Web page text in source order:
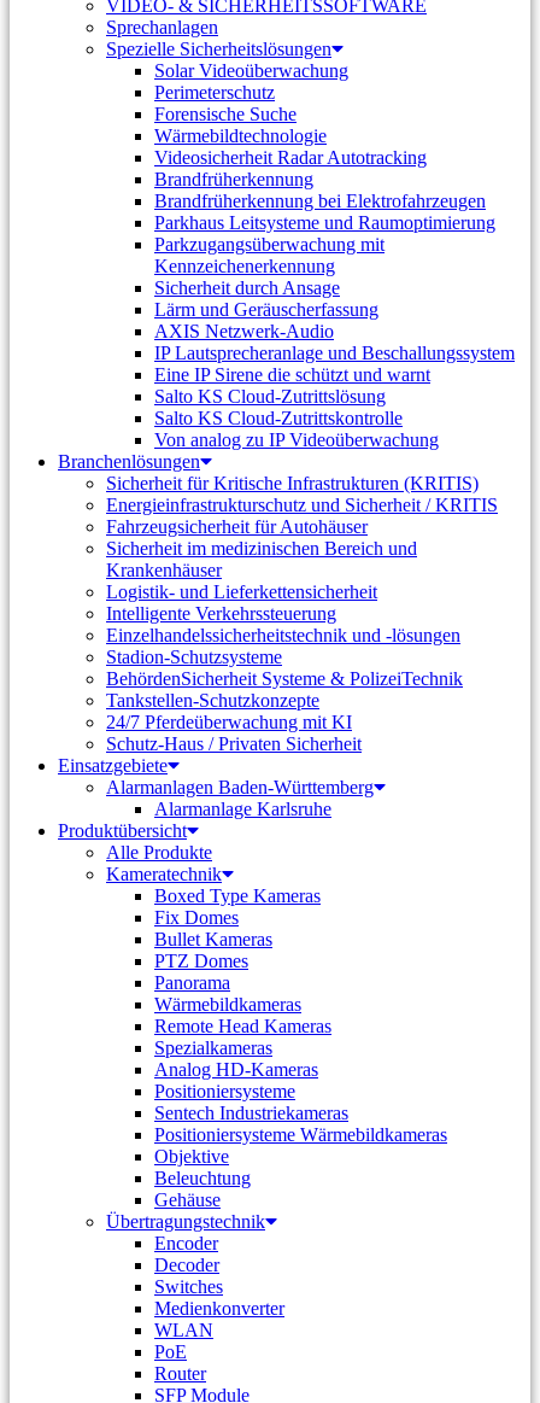
VIDEO- & SICHERHEITSSOFTWARE
Sprechanlagen
Spezielle Sicherheitslösungen
Solar Videoüberwachung
Perimeterschutz
Forensische Suche
Wärmebildtechnologie
Videosicherheit Radar Autotracking​
Brandfrüherkennung
Brandfrüherkennung bei Elektrofahrzeugen
Parkhaus Leitsysteme und Raumoptimierung
Parkzugangsüberwachung mit
Kennzeichenerkennung
Sicherheit durch Ansage
Lärm und Geräuscherfassung
AXIS Netzwerk-Audio
IP Lautsprecheranlage und Beschallungssystem
Eine IP Sirene die schützt und warnt
Salto KS Cloud-Zutrittslösung
Salto KS Cloud-Zutrittskontrolle
Von analog zu IP Videoüberwachung
Branchenlösungen
Sicherheit für Kritische Infrastrukturen (KRITIS)
Energieinfrastrukturschutz und Sicherheit / KRITIS
Fahrzeugsicherheit für Autohäuser
Sicherheit im medizinischen Bereich und
Krankenhäuser
Logistik- und Lieferkettensicherheit
Intelligente Verkehrssteuerung
Einzelhandelssicherheitstechnik und -lösungen
Stadion-Schutzsysteme
BehördenSicherheit Systeme & PolizeiTechnik
Tankstellen-Schutzkonzepte​
24/7 Pferdeüberwachung mit KI
Schutz-Haus / Privaten Sicherheit
Einsatzgebiete
Alarmanlagen Baden-Württemberg
Alarmanlage Karlsruhe
Produktübersicht
Alle Produkte
Kameratechnik
Boxed Type Kameras
Fix Domes
Bullet Kameras
PTZ Domes
Panorama
Wärmebildkameras
Remote Head Kameras
Spezialkameras
Analog HD-Kameras
Positioniersysteme
Sentech Industriekameras
Positioniersysteme Wärmebildkameras
Objektive
Beleuchtung
Gehäuse
Übertragungstechnik
Encoder
Decoder
Switches
Medienkonverter
WLAN
PoE
Router
SFP Module